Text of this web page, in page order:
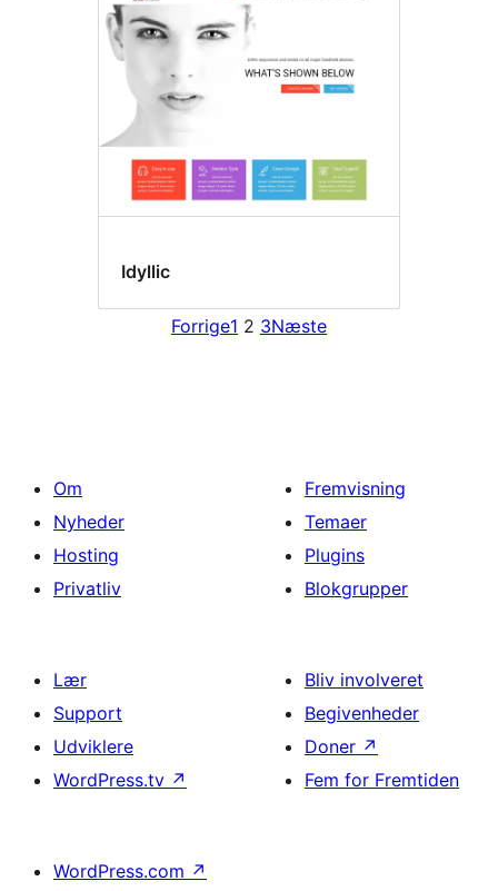
Idyllic
Forrige1 2 3Næste
Om
Nyheder
Hosting
Privatliv
Fremvisning
Temaer
Plugins
Blokgrupper
Lær
Support
Udviklere
WordPress.tv ↗
Bliv involveret
Begivenheder
Doner ↗
Fem for Fremtiden
WordPress.com ↗